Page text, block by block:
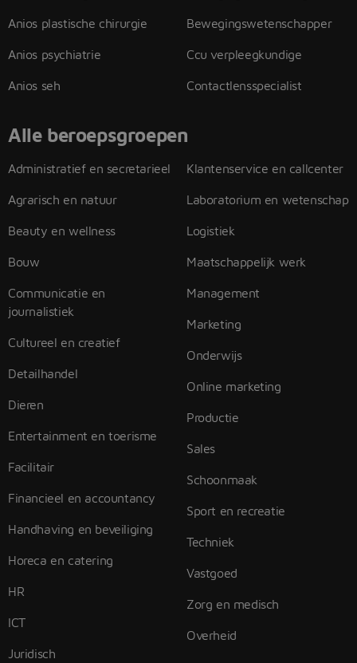
Anios plastische chirurgie
Anios psychiatrie
Anios seh
Bewegingswetenschapper
Ccu verpleegkundige
Contactlensspecialist
Alle beroepsgroepen
Administratief en secretarieel
Agrarisch en natuur
Beauty en wellness
Bouw
Communicatie en
journalistiek
Cultureel en creatief
Detailhandel
Dieren
Entertainment en toerisme
Facilitair
Financieel en accountancy
Handhaving en beveiliging
Horeca en catering
HR
ICT
Juridisch
Klantenservice en callcenter
Laboratorium en wetenschap
Logistiek
Maatschappelijk werk
Management
Marketing
Onderwijs
Online marketing
Productie
Sales
Schoonmaak
Sport en recreatie
Techniek
Vastgoed
Zorg en medisch
Overheid